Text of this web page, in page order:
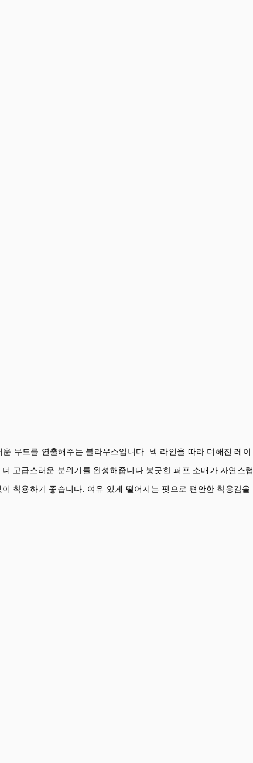
무드를 연출해주는 블라우스입니다. 넥 라인을 따라 더해진 레이
고급스러운 분위기를 완성해줍니다.봉긋한 퍼프 소매가 자연스럽
착용하기 좋습니다. 여유 있게 떨어지는 핏으로 편안한 착용감을